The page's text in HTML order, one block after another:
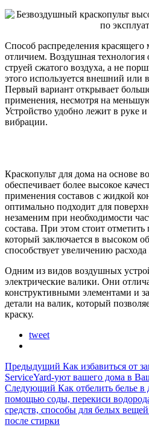
Способ распределения красящего
отличием. Воздушная технология
струей сжатого воздуха, а не
этого используется внешний или
Первый вариант открывает
применения, несмотря на
Устройство удобно лежит в руке и
вибрации.
Краскопульт для дома на основе
обеспечивает более высокое
применения составов с жидкой
оптимально подходит для
незаменим при необходимости
состава. При этом стоит отметить
который заключается в высоком
способствует увеличению
Одним из видов воздушных
электрические валики. Они
конструктивными элементами и
детали на валик, который
краску.
tweet
Предыдущий Как избавиться от
ServiceYard-уют вашего дома в
Следующий Как отбелить белье
помощью соды, перекиси
средств, способы для белых
после стирки